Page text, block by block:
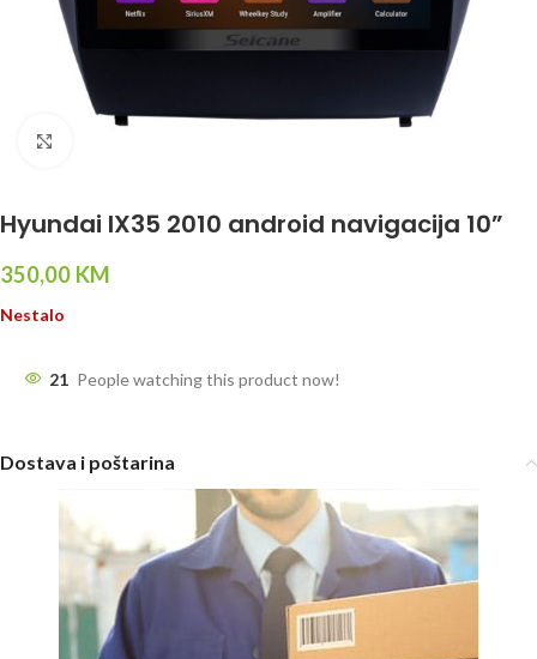
Hyundai IX35 2010 android navigacija 10”
350,00 KM
Nestalo
21 People watching this product now!
Dostava i poštarina